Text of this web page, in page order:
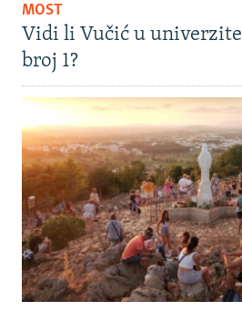
MOST
Vidi li Vučić u
broj 1?